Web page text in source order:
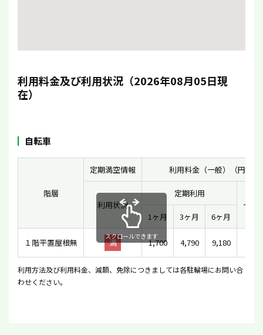
利用料金及び利用状況（2026年08月05日現
在）
自転車
階層
定期満空情報 利用料金（一般）（円）
利用状況
定期利用
一時
1ヶ月
3ヶ月 6ヶ月
１階平置屋根無 満 1,700 4,790 9,180
スクロールできます
利用方法及び利用料金、減額、免除につきましては各駐輪場にお問い合
わせください。